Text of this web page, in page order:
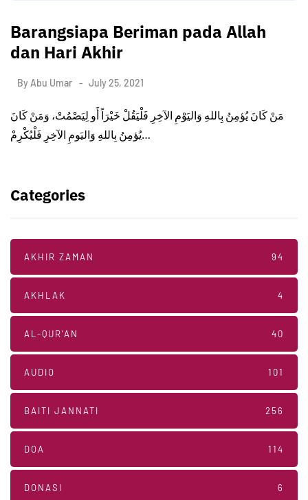
Barangsiapa Beriman pada Allah
dan Hari Akhir
By Abu Umar July 25, 2021
مَنْ كَانَ يُؤمِنُ بِاللهِ وَاليَوْمِ الآخِرِ فَلْيَقُلْ خَيْرَاً أَو لِيَصْمُتْ، وَمَنْ كَانَ
يُؤمِنُ بِاللهِ وَاليَومِ الآخِرِ فَلْيُكْرِمْ…
Categories
AKHIR ZAMAN 94
AKHLAK 4
AL-QUR'AN 40
AUDIO 101
BAITI JANNATI 256
DOA 114
DONASI 6